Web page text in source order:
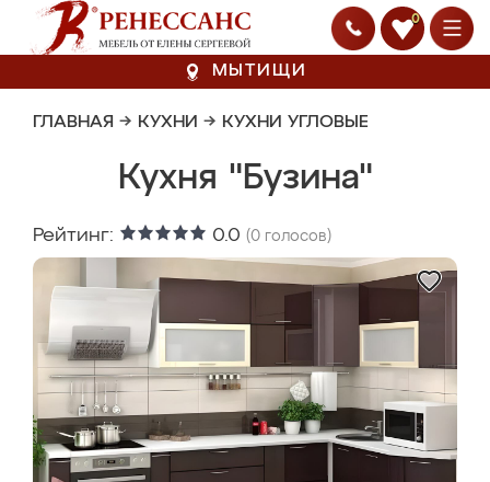
0
МЫТИЩИ
ГЛАВНАЯ → КУХНИ → КУХНИ УГЛОВЫЕ
Кухня "Бузина"
Рейтинг: 0.0 (0 голосов)